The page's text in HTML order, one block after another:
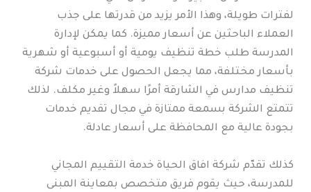
لفترات طويلة، وهذا الأمر يزيد من قدرتها على جذب
العملاء الباحثين عن أسعار مميزة. كما يمكن لإدارة
المدرسة طلب خطة تنظيف يومية أو أسبوعية أو شهرية
بأسعار مختلفة، مما يجعل الحصول على خدمات شركة
تنظيف مدارس في الشارقة أمرًا سهلاً وغير مكلف. لذلك
تتمتع الشركة بسمعة ممتازة في مجال تقديم خدمات
بجودة عالية مع المحافظة على أسعار عادلة.
كذلك تقدّم شركة افاق الحياة خدمة التقييم المجاني
للمدرسة، حيث يقوم فريق متخصص بمعاينة المبنى